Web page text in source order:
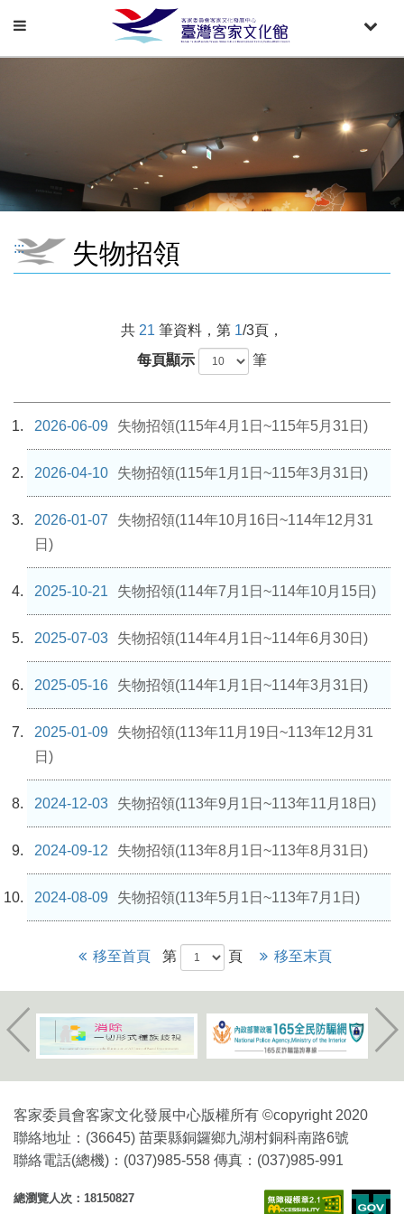
Toggle
Toggle
::: 失物招領
共 21 筆資料，第 1/3頁，
每頁顯示
筆
2026-06-09 失物招領(115年4月1日~115年5月31日)
2026-04-10 失物招領(115年1月1日~115年3月31日)
2026-01-07
失物招領(114年10月16日~114年12月31
日)
2025-10-21 失物招領(114年7月1日~114年10月15日)
2025-07-03 失物招領(114年4月1日~114年6月30日)
2025-05-16 失物招領(114年1月1日~114年3月31日)
2025-01-09
失物招領(113年11月19日~113年12月31
日)
2024-12-03 失物招領(113年9月1日~113年11月18日)
2024-09-12 失物招領(113年8月1日~113年8月31日)
2024-08-09 失物招領(113年5月1日~113年7月1日)
移至首頁 第 頁 移至末頁
客家委員會客家文化發展中心版權所有 ©copyright 2020
聯絡地址：(36645) 苗栗縣銅鑼鄉九湖村銅科南路6號
聯絡電話(總機)：(037)985-558 傳真：(037)985-991
總瀏覽人次：18150827